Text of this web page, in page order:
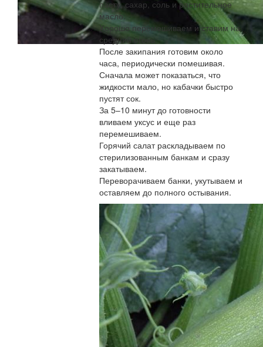
пасту, сахар, соль и растительное
масло.
Хорошо перемешиваем и ставим на
средний огонь.
После закипания готовим около
часа, периодически помешивая.
Сначала может показаться, что
жидкости мало, но кабачки быстро
пустят сок.
За 5–10 минут до готовности
вливаем уксус и еще раз
перемешиваем.
Горячий салат раскладываем по
стерилизованным банкам и сразу
закатываем.
Переворачиваем банки, укутываем и
оставляем до полного остывания.